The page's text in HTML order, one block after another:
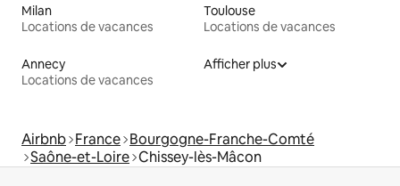
Milan
Locations de vacances
Toulouse
Locations de vacances
Annecy
Locations de vacances
Afficher plus
Airbnb France Bourgogne-Franche-Comté
Saône-et-Loire Chissey-lès-Mâcon